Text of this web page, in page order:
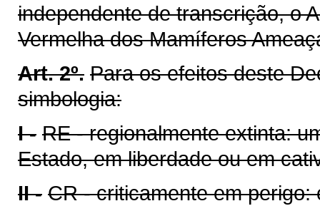
independente de transcrição, o
Vermelha dos Mamíferos
Art. 2º. Para os efeitos deste
simbologia:
I - RE - regionalmente extinta:
Estado, em liberdade ou em
II - CR - criticamente em